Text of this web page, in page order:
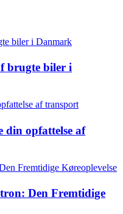
brugte biler i
opfattelse af
Den Fremtidige